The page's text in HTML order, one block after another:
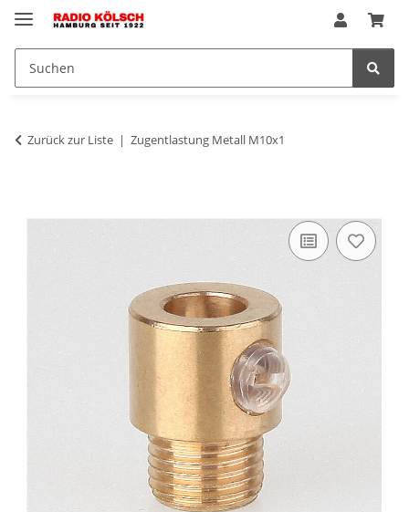
Zurück zur Liste Zugentlastung Metall M10x1